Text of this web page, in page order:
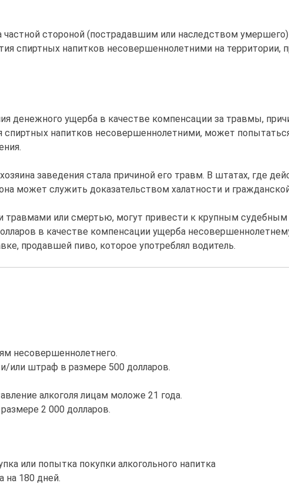
частной стороной (пострадавшим или наследством
спиртных напитков несовершеннолетними на территории,
денежного ущерба в качестве компенсации за травмы,
спиртных напитков несовершеннолетними, может
заведения стала причиной его травм. В штатах, где
может служить доказательством халатности и
травмами или смертью, могут привести к крупным
в качестве компенсации ущерба
продавшей пиво, которое употреблял водитель.
несовершеннолетнего.
или штраф в размере 500 долларов.
алкоголя лицам моложе 21 года.
2 000 долларов.
или попытка покупки алкогольного напитка
на 180 дней.